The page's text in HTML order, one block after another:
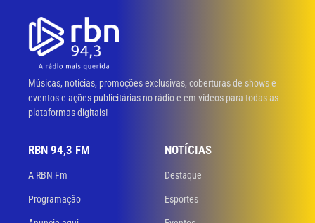
Músicas, notícias, promoções exclusivas, coberturas de shows e
eventos e ações publicitárias no rádio e em vídeos para todas as
plataformas digitais!
RBN 94,3 FM
A RBN Fm
Programação
NOTÍCIAS
Destaque
Esportes